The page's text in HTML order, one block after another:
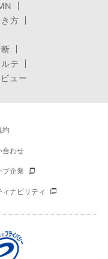
方
テ
ュー
約
合わせ
プ企業
ィナビリティ